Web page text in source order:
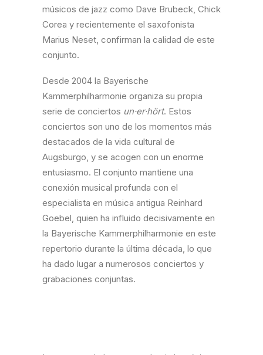
músicos de jazz como Dave Brubeck, Chick
Corea y recientemente el saxofonista
Marius Neset, confirman la calidad de este
conjunto.
Desde 2004 la Bayerische
Kammerphilharmonie organiza su propia
serie de conciertos un·er·hört. Estos
conciertos son uno de los momentos más
destacados de la vida cultural de
Augsburgo, y se acogen con un enorme
entusiasmo. El conjunto mantiene una
conexión musical profunda con el
especialista en música antigua Reinhard
Goebel, quien ha influido decisivamente en
la Bayerische Kammerphilharmonie en este
repertorio durante la última década, lo que
ha dado lugar a numerosos conciertos y
grabaciones conjuntas.